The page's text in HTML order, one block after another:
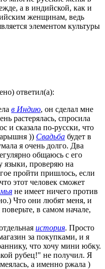
а в индийской, как и
женщинам, ведь
элементом культуры
ответил(а):
в Индию, он сделал мне
растерялась, спросила
и сказала по-русски, что
)) Свадьба будет в
я очень долго. Два
общаюсь с его
языки, проверяю на
пройти пришлось, если
этот человек сможет
не имеет ничего против
Что они любят меня, и
в самом начале,
история. Просто
за покупками, и я
что хочу мини юбку.
рубец!" не получил. Я
а именно ржала )